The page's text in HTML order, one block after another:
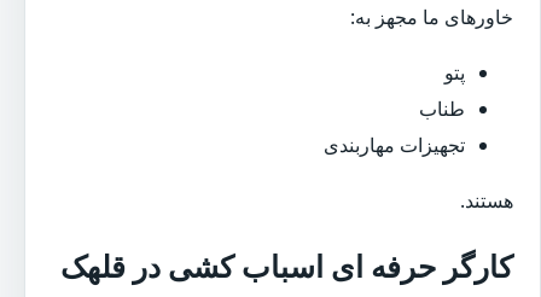
خاورهای ما مجهز به:
پتو
طناب
تجهیزات مهاربندی
هستند.
کارگر حرفه ای اسباب کشی در قلهک